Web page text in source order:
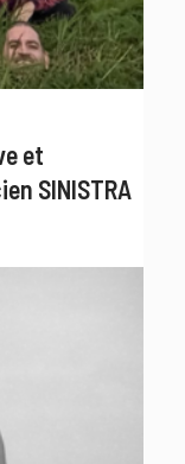
et
SINISTRA